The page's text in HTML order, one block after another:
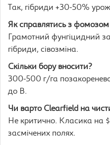
Так, гібриди +30-50%
Як справлятись з фомозом
Грамотний фунгіцидний
гібриди, сівозміна.
Скільки бору вносити?
300-500 г/га
до B.
Чи варто Clearfield на
Не критично. Класика на
засмічених полях.